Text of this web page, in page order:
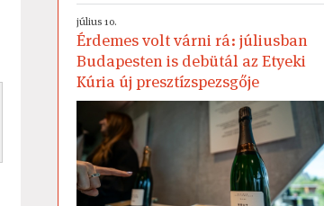
július 10.
Érdemes volt várni rá: júliusban
Budapesten is debütál az Etyeki
Kúria új presztízspezsgője